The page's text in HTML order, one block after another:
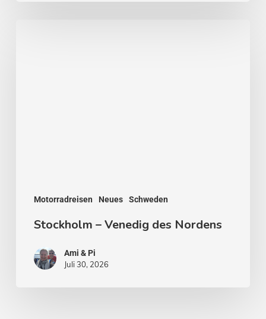
Motorradreisen Neues Schweden
Stockholm – Venedig des Nordens
Ami & Pi
Juli 30, 2026